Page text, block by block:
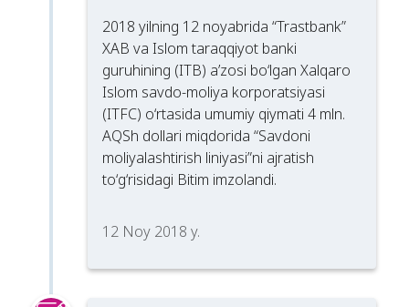
2018 yilning 12 noyabrida “Trastbank”
XAB va Islom taraqqiyot banki
guruhining (ITB) a’zosi bo‘lgan Xalqaro
Islom savdo-moliya korporatsiyasi
(ITFC) o‘rtasida umumiy qiymati 4 mln.
AQSh dollari miqdorida “Savdoni
moliyalashtirish liniyasi”ni ajratish
to‘g‘risidagi Bitim imzolandi.
12 Noy 2018 y.